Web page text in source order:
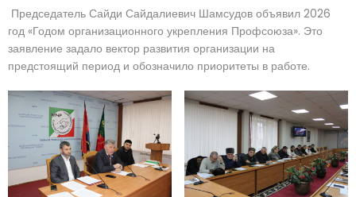
Председатель Сайди Сайдалиевич Шамсудов объявил 2026
год «Годом организационного укрепления Профсоюза». Это
заявление задало вектор развития организации на
предстоящий период и обозначило приоритеты в работе.